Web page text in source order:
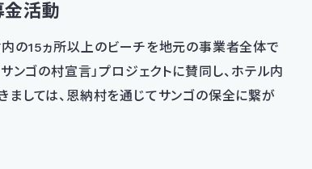
金活動
の15ヵ所以上のビーチを地元の事業者全体で
ンゴの村宣言」プロジェクトに賛同し、ホテル内
ましては、恩納村を通じてサンゴの保全に繋が